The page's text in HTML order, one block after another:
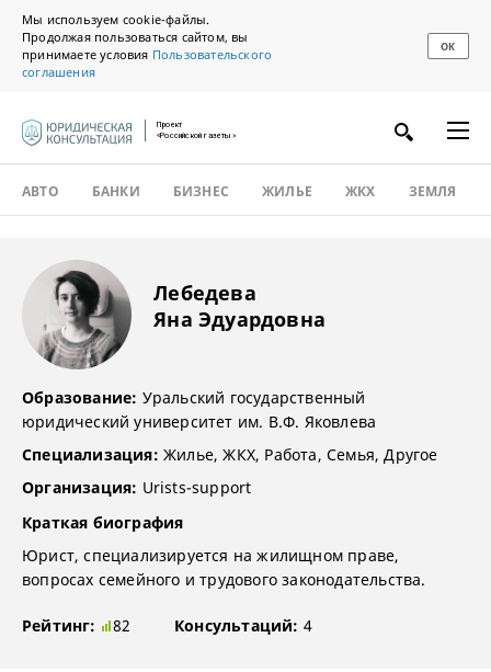
Мы используем cookie-файлы.
Продолжая пользоваться сайтом, вы
принимаете условия Пользовательского
соглашения
ОК
Проект
«Российской газеты»
АВТО БАНКИ БИЗНЕС ЖИЛЬЕ ЖКХ ЗЕМЛЯ
Лебедева
Яна Эдуардовна
Образование: Уральский государственный
юридический университет им. В.Ф. Яковлева
Специализация: Жилье, ЖКХ, Работа, Семья, Другое
Организация: Urists-support
Краткая биография
Юрист, специализируется на жилищном праве,
вопросах семейного и трудового законодательства.
Рейтинг: 82 Консультаций: 4